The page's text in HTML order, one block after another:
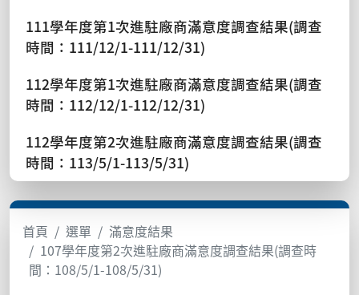
111學年度第1次進駐廠商滿意度調查結果(調查
時間：111/12/1-111/12/31)
112學年度第1次進駐廠商滿意度調查結果(調查
時間：112/12/1-112/12/31)
112學年度第2次進駐廠商滿意度調查結果(調查
時間：113/5/1-113/5/31)
首頁 選單
滿意度結果
107學年度第2次進駐廠商滿意度調查結果(調查時
間：108/5/1-108/5/31)